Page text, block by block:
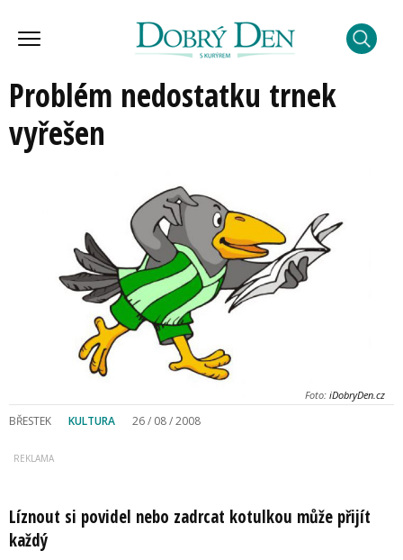
Problém nedostatku trnek
vyřešen
Foto: iDobryDen.cz
BŘESTEK KULTURA 26 / 08 / 2008
Líznout si povidel nebo zadrcat kotulkou může přijít
každý